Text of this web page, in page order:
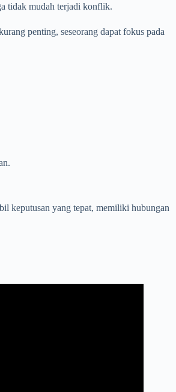
tidak mudah terjadi konflik.
penting, seseorang dapat fokus pada
keputusan yang tepat, memiliki hubungan